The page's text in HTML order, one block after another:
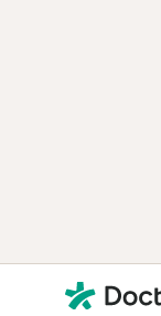
Doctoralia -